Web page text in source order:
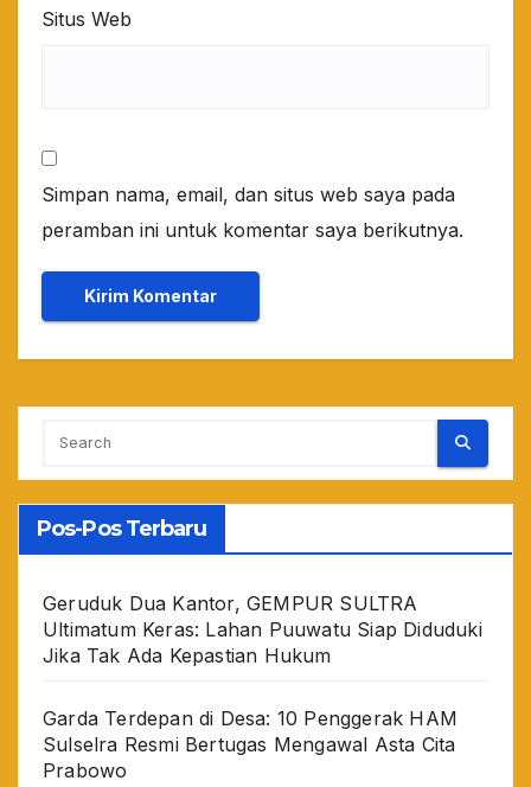
Situs Web
Simpan nama, email, dan situs web saya pada
peramban ini untuk komentar saya berikutnya.
Pos-Pos Terbaru
Geruduk Dua Kantor, GEMPUR SULTRA
Ultimatum Keras: Lahan Puuwatu Siap Diduduki
Jika Tak Ada Kepastian Hukum
Garda Terdepan di Desa: 10 Penggerak HAM
Sulselra Resmi Bertugas Mengawal Asta Cita
Prabowo